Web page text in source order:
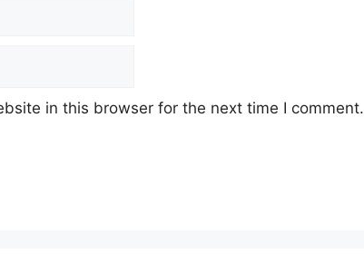
in this browser for the next time I comment.